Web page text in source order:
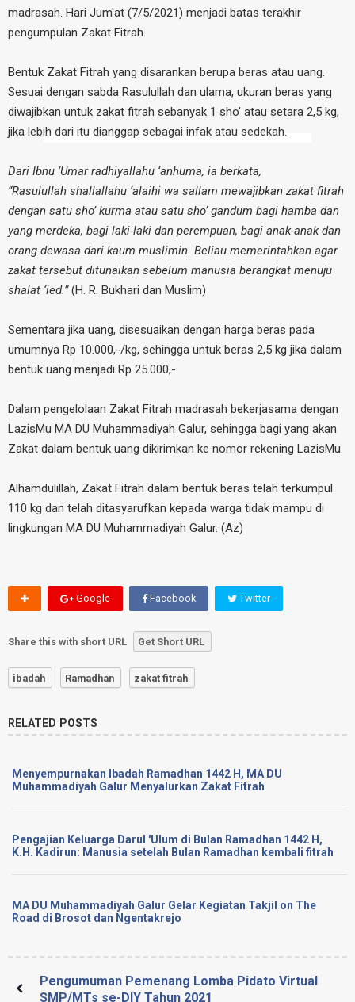
madrasah. Hari Jum'at (7/5/2021) menjadi batas terakhir
pengumpulan Zakat Fitrah.
Bentuk Zakat Fitrah yang disarankan berupa beras atau uang.
Sesuai dengan sabda Rasulullah dan ulama, ukuran beras yang
diwajibkan untuk zakat fitrah sebanyak 1 sho' atau setara 2,5 kg,
jika lebih dari itu dianggap sebagai infak atau sedekah.
Dari Ibnu ‘Umar radhiyallahu ‘anhuma, ia berkata,
“Rasulullah shallallahu ‘alaihi wa sallam mewajibkan zakat fitrah
dengan satu sho’ kurma atau satu sho’ gandum bagi hamba dan
yang merdeka, bagi laki-laki dan perempuan, bagi anak-anak dan
orang dewasa dari kaum muslimin. Beliau memerintahkan agar
zakat tersebut ditunaikan sebelum manusia berangkat menuju
shalat ‘ied.”(H. R. Bukhari dan Muslim)
Sementara jika uang, disesuaikan dengan harga beras pada
umumnya Rp 10.000,-/kg, sehingga untuk beras 2,5 kg jika dalam
bentuk uang menjadi Rp 25.000,-.
Dalam pengelolaan Zakat Fitrah madrasah bekerjasama dengan
LazisMu MA DU Muhammadiyah Galur, sehingga bagi yang akan
Zakat dalam bentuk uang dikirimkan ke nomor rekening LazisMu.
Alhamdulillah, Zakat Fitrah dalam bentuk beras telah terkumpul
110 kg dan telah ditasyarufkan kepada warga tidak mampu di
lingkungan MA DU Muhammadiyah Galur. (Az)
Google Facebook Twitter
Share this with short URL Get Short URL
ibadah Ramadhan zakat fitrah
RELATED POSTS
Menyempurnakan Ibadah Ramadhan 1442 H, MA DU
Muhammadiyah Galur Menyalurkan Zakat Fitrah
Pengajian Keluarga Darul 'Ulum di Bulan Ramadhan 1442 H,
K.H. Kadirun: Manusia setelah Bulan Ramadhan kembali fitrah
MA DU Muhammadiyah Galur Gelar Kegiatan Takjil on The
Road di Brosot dan Ngentakrejo
Pengumuman Pemenang Lomba Pidato Virtual
SMP/MTs se-DIY Tahun 2021